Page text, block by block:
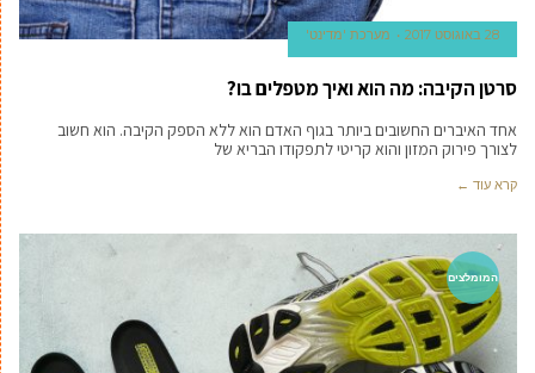
28 באוגוסט 2017 מערכת 'מדינט'
סרטן הקיבה: מה הוא ואיך מטפלים בו?
אחד האיברים החשובים ביותר בגוף האדם הוא ללא הספק הקיבה. הוא חשוב
לצורך פירוק המזון והוא קריטי לתפקודו הבריא של
קרא עוד ←
המומלצים